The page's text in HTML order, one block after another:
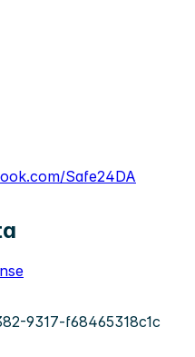
Safe24DA
9317-f68465318c1c